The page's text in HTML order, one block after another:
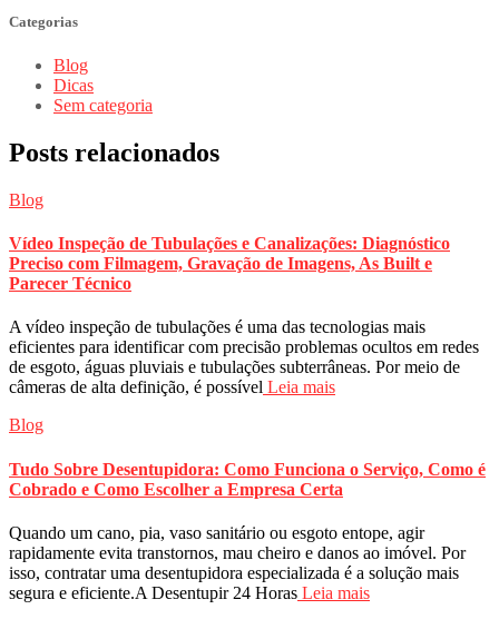
Categorias
Blog
Dicas
Sem categoria
Posts relacionados
Blog
Vídeo Inspeção de Tubulações e Canalizações: Diagnóstico
Preciso com Filmagem, Gravação de Imagens, As Built e
Parecer Técnico
A vídeo inspeção de tubulações é uma das tecnologias mais
eficientes para identificar com precisão problemas ocultos em redes
de esgoto, águas pluviais e tubulações subterrâneas. Por meio de
câmeras de alta definição, é possível Leia mais
Blog
Tudo Sobre Desentupidora: Como Funciona o Serviço, Como é
Cobrado e Como Escolher a Empresa Certa
Quando um cano, pia, vaso sanitário ou esgoto entope, agir
rapidamente evita transtornos, mau cheiro e danos ao imóvel. Por
isso, contratar uma desentupidora especializada é a solução mais
segura e eficiente.A Desentupir 24 Horas Leia mais